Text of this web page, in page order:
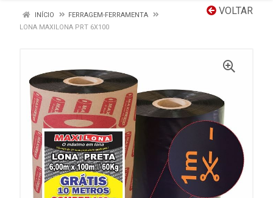
VOLTAR
INÍCIO
FERRAGEM-FERRAMENTA
LONA MAXILONA PRT 6X100